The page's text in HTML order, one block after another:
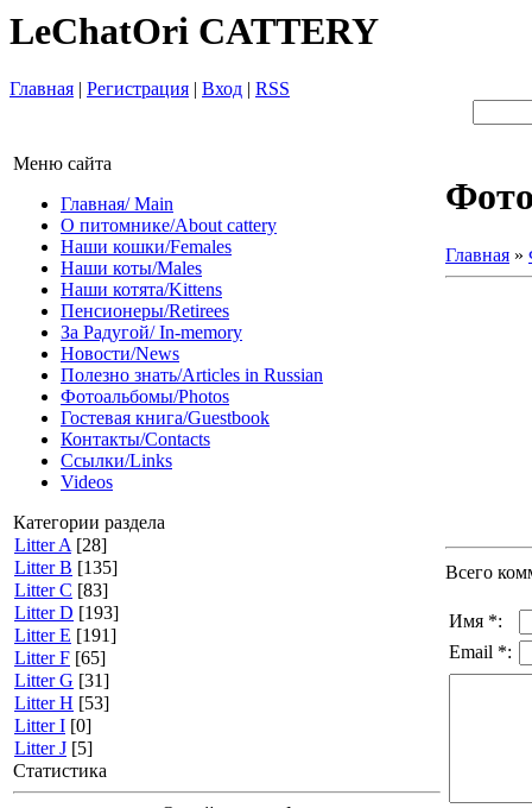
LeChatOri CATTERY
Главная | Регистрация | Вход | RSS
Меню сайта
Главная/ Main
О питомнике/About cattery
Наши кошки/Females
Наши коты/Males
Наши котята/Kittens
Пенсионеры/Retirees
За Радугой/ In-memory
Новости/News
Полезно знать/Articles in Russian
Фотоальбомы/Photos
Гостевая книга/Guestbook
Контакты/Contacts
Ссылки/Links
Videos
Категории раздела
Litter A [28]
Litter B [135]
Litter C [83]
Litter D [193]
Litter E [191]
Litter F [65]
Litter G [31]
Litter H [53]
Litter I [0]
Litter J [5]
Статистика
Главная »
Всего
Имя *:
Email *: